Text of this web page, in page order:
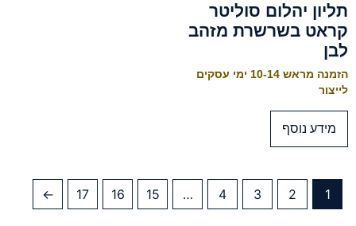
תליון יהלום סוליטר
קראט בשרשרת מזהב
לבן
הזמנה מראש 10-14 ימי עסקים
לייצור
מידע נוסף
1
2
3
4
…
15
16
17
←